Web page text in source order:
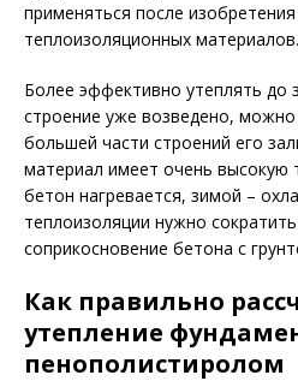
применяться после
теплоизоляционных материалов.
Более эффективно утеплять до
строение уже возведено,
большей части строений его
материал имеет очень высокую
бетон нагревается, зимой –
теплоизоляции нужно
соприкосновение бетона с
Как правильно
утепление
пенополистиролом